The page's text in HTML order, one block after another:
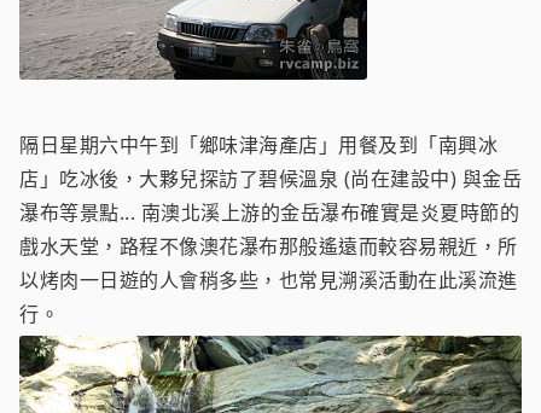
隔日星期六中午到「鄉味津海產店」用餐及到「南興冰
店」吃冰後，大夥兒探訪了碧候溫泉 (尚在建設中) 與金岳
瀑布等景點... 南澳北溪上游的金岳瀑布確實是炎夏時節的
戲水天堂，路程不像澳花瀑布那般遙遠而較容易親近，所
以烤肉一日遊的人會稍多些，也常見溯溪活動在此溪流進
行。